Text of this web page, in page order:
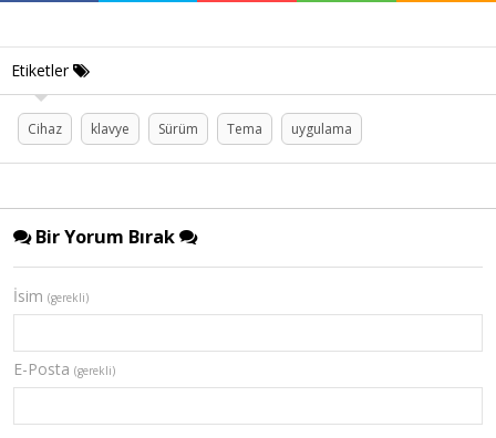
Etiketler
Cihaz klavye Sürüm Tema uygulama
Bir Yorum Bırak
İsim (gerekli)
E-Posta (gerekli)